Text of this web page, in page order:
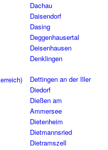
Dachau
Daisendorf
Dasing
Deggenhausertal
Deisenhausen
Denklingen
Dettingen an der Iller
Diedorf
Dießen am
Ammersee
Dietenheim
Dietmannsried
Dietramszell